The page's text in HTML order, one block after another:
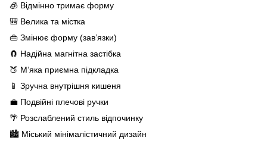
🧊 Відмінно тримає форму
🎒 Велика та містка
👜 Змінює форму (зав’язки)
🧲 Надійна магнітна застібка
🍑 М’яка приємна підкладка
📱 Зручна внутрішня кишеня
💼 Подвійні плечові ручки
🌴 Розслаблений стиль відпочинку
🏙️ Міський мінімалістичний дизайн